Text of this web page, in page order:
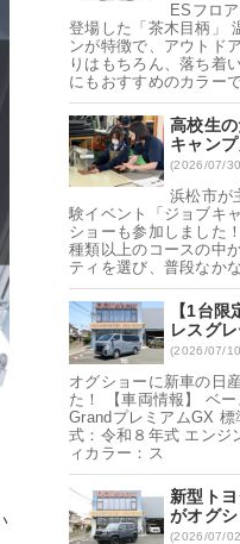
ESフロ
登場した「茶木目柄」
ンが特徴で、アウトド
りはもちろん、落ち着
にもおすすめのカラー
高校生
キャン
(2026/07/
浜松市が
験イベント「ジョブキ
ショーも参加しました
種類以上のコースの中
ティを選び、普段なか
【1台
レスグ
(2026/07/
オグショーに新車の日
た！ 【車両情報】 ベ
GrandプレミアムGX
式：令和８年式 エンジ
ィカラー：ス
新型ト
がオグ
(2026/07/